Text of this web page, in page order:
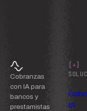
Cobranzas
con IA para
bancos y
prestamistas
[+]
IA